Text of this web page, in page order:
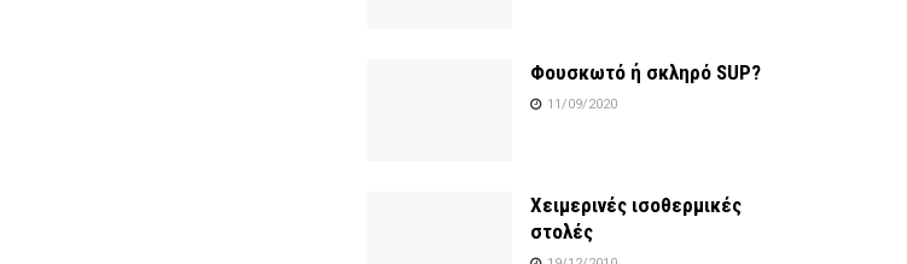
Φουσκωτό ή σκληρό SUP?
11/09/2020
Χειμερινές ισοθερμικές
στολές